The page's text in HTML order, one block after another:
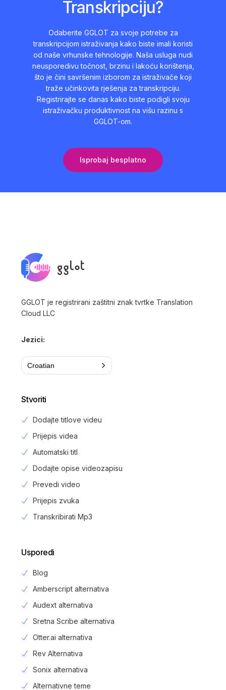
Transkripciju?
Odaberite GGLOT za svoje potrebe za
transkripcijom istraživanja kako biste imali koristi
od naše vrhunske tehnologije. Naša usluga nudi
neusporedivu točnost, brzinu i lakoću korištenja,
što je čini savršenim izborom za istraživače koji
traže učinkovita rješenja za transkripciju.
Registrirajte se danas kako biste podigli svoju
istraživačku produktivnost na višu razinu s
GGLOT-om.
Isprobaj besplatno
GGLOT je registrirani zaštitni znak tvrtke Translation
Cloud LLC
Jezici:
Croatian
Stvoriti
Dodajte titlove videu
Prijepis videa
Automatski titl
Dodajte opise videozapisu
Prevedi video
Prijepis zvuka
Transkribirati Mp3
Usporedi
Blog
Amberscript alternativa
Audext alternativa
Sretna Scribe alternativa
Otter.ai alternativa
Rev Alternativa
Sonix alternativa
Alternativne teme